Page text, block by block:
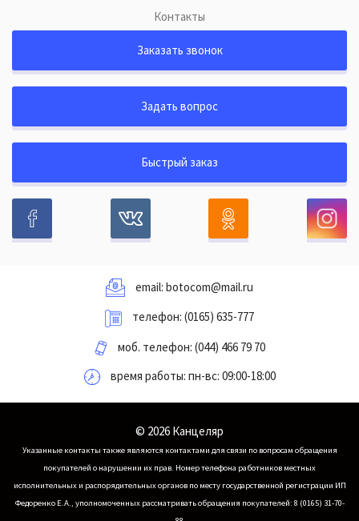
Контакты
Заказать звонок
Задать вопрос
Быстрый заказ
email: botocom@mail.ru
телефон: (0165) 635-777
моб. телефон: (044) 466 79 70
время работы: пн-вс: 09:00-18:00
© 2026 Канцеляр
Указанные контакты также являются контактами для связи по вопросам обращения
покупателей о нарушении их прав. Номер телефона работников местных
исполнительных и распорядительных органов по месту государственной регистрации ИП
Федоренко Е.А., уполномоченных рассматривать обращения покупателей: 8 (0165) 31-70-